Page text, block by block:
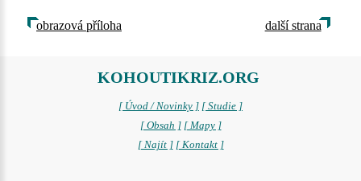
obrazová příloha další strana
KOHOUTIKRIZ.ORG
[ Úvod / Novinky ] [ Studie ]
[ Obsah ] [ Mapy ]
[ Najít ] [ Kontakt ]